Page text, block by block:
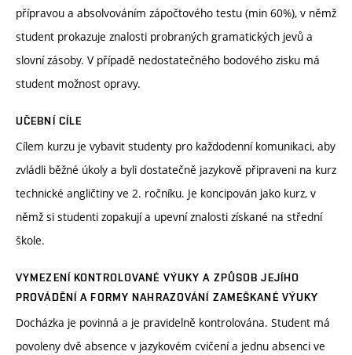
přípravou a absolvováním zápočtového testu (min 60%), v němž
student prokazuje znalosti probraných gramatických jevů a
slovní zásoby. V případě nedostatečného bodového zisku má
student možnost opravy.
UČEBNÍ CÍLE
Cílem kurzu je vybavit studenty pro každodenní komunikaci, aby
zvládli běžné úkoly a byli dostatečně jazykově připraveni na kurz
technické angličtiny ve 2. ročníku. Je koncipován jako kurz, v
němž si studenti zopakují a upevní znalosti získané na střední
škole.
VYMEZENÍ KONTROLOVANÉ VÝUKY A ZPŮSOB JEJÍHO
PROVÁDĚNÍ A FORMY NAHRAZOVÁNÍ ZAMEŠKANÉ VÝUKY
Docházka je povinná a je pravidelně kontrolována. Student má
povoleny dvě absence v jazykovém cvičení a jednu absenci ve